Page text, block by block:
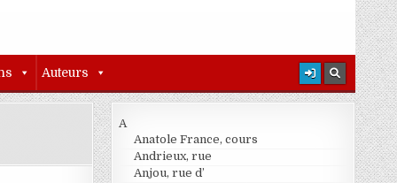
Auteurs
A
Anatole France, cours
Andrieux, rue
Anjou, rue d’